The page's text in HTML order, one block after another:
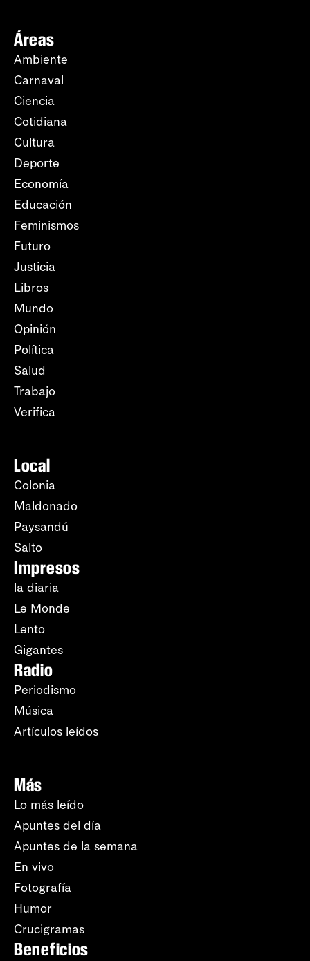
Áreas
Ambiente
Carnaval
Ciencia
Cotidiana
Cultura
Deporte
Economía
Educación
Feminismos
Futuro
Justicia
Libros
Mundo
Opinión
Política
Salud
Trabajo
Verifica
Local
Colonia
Maldonado
Paysandú
Salto
Impresos
la diaria
Le Monde
Lento
Gigantes
Radio
Periodismo
Música
Artículos leídos
Más
Lo más leído
Apuntes del día
Apuntes de la semana
En vivo
Fotografía
Humor
Crucigramas
Beneficios